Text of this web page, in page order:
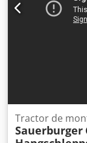
Tractor de
Sauerburger